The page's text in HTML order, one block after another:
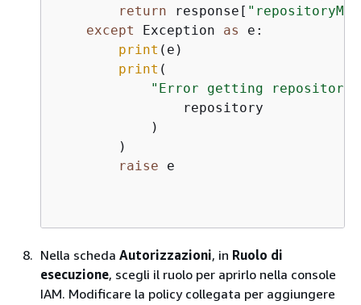
return response[
except
Exception as
e:
print (e)
print (
"Error getting repository
                repository
            )
        )
raise e
Nella scheda Autorizzazioni, in Ruolo di
esecuzione, scegli il ruolo per aprirlo nella console
IAM. Modificare la policy collegata per aggiungere